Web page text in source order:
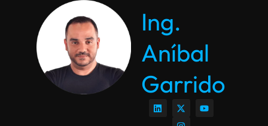
Ing.
Aníbal
Garrido